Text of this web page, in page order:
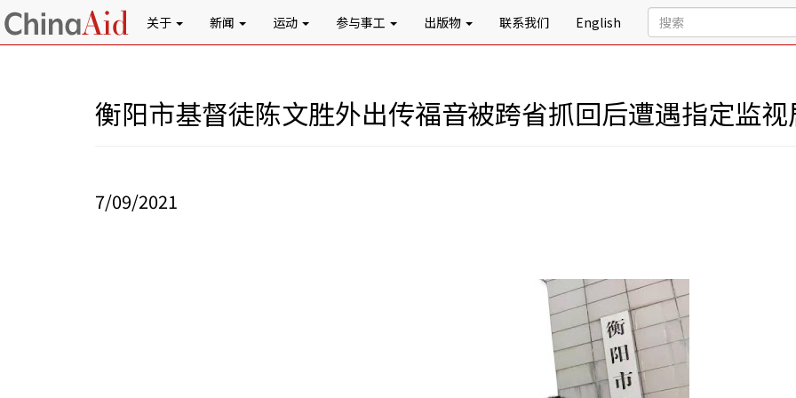
关于 新闻 运动 参与事工 出版物 联系我们 English
衡阳市基督徒陈文胜外出传福音被跨省抓回后遭遇指定监视
7/09/2021